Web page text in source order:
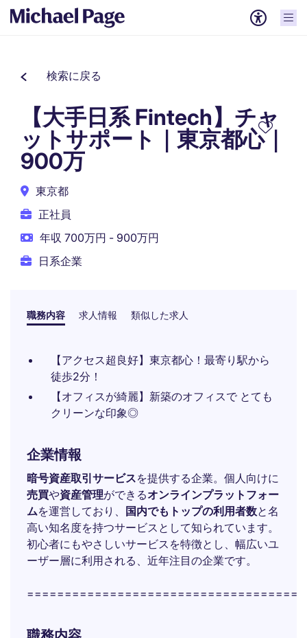
検索に戻る
【大手日系 Fintech】チャ
ットサポート｜東京都心｜
900万
東京都
正社員
年収 700万円 - 900万円
日系企業
職務内容 求人情報 類似した求人
【アクセス超良好】東京都心！最寄り駅から
徒歩2分！
【オフィスが綺麗】新築のオフィスで とても
クリーンな印象◎
企業情報
暗号資産取引サービスを提供する企業。個人向けに
売買や資産管理ができるオンラインプラットフォー
ムを運営しており、 国内でもトップの利用者数と名
高い知名度を持つサービスとして知られています。
初心者にもやさしいサービスを特徴とし、幅広いユ
ーザー層に利用される、近年注目の企業です。